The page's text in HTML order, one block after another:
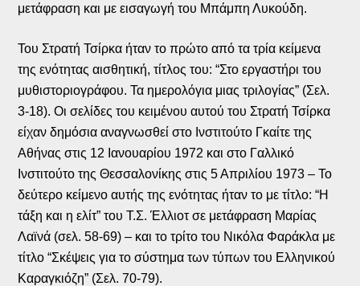
μετάφραση και με εισαγωγή του Μπάμπη Λυκούδη.
Του Στρατή Τσίρκα ήταν το πρώτο από τα τρία κείμενα
της ενότητας αισθητική, τίτλος του: “Στο εργαστήρι του
μυθιστοριογράφου. Τα ημερολόγια μιας τριλογίας” (Σελ.
3-18). Οι σελίδες του κειμένου αυτού του Στρατή Τσίρκα
είχαν δημόσια αναγνωσθεί στο Ινστιτούτο Γκαίτε της
Αθήνας στις 12 Ιανουαρίου 1972 και στο Γαλλικό
Ινστιτούτο της Θεσσαλονίκης στις 5 Απριλίου 1973 – Το
δεύτερο κείμενο αυτής της ενότητας ήταν το με τίτλο: “Η
τάξη και η ελίτ” του Τ.Σ. Έλλιοτ σε μετάφραση Μαρίας
Λαϊνά (σελ. 58-69) – και το τρίτο του Νικόλα Φαράκλα με
τίτλο “Σκέψεις για το σύστημα των τύπων του Ελληνικού
Καραγκιόζη” (Σελ. 70-79).